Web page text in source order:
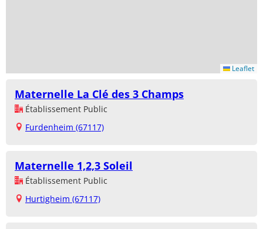
Leaflet
Maternelle La Clé des 3 Champs
Établissement Public
Furdenheim (67117)
Maternelle 1,2,3 Soleil
Établissement Public
Hurtigheim (67117)